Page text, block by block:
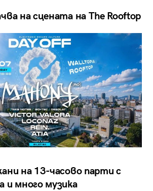
на сцената на The Rooftop
на 13-часово парти с
и много музика